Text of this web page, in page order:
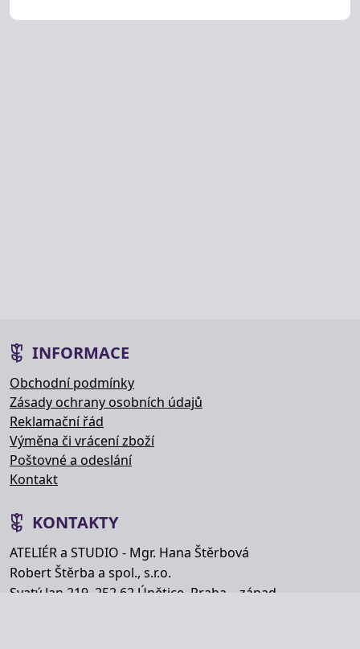
INFORMACE
Obchodní podmínky
Zásady ochrany osobních údajů
Reklamační řád
Výměna či vrácení zboží
Poštovné a odeslání
Kontakt
KONTAKTY
ATELIÉR a STUDIO - Mgr. Hana Štěrbová
Robert Štěrba a spol., s.r.o.
Svatý Jan 219, 252 62 Únětice, Praha – západ